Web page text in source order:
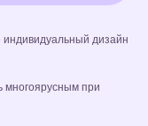
дизайн
многоярусным при